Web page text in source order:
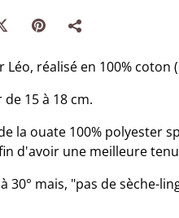
Léo, réalisé en 100%
15 à 18 cm.
la ouate 100% polyester
d'avoir une meilleure
30° mais, "pas de sèche-